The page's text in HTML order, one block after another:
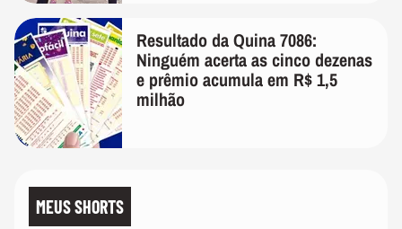
Resultado da Quina 7086:
Ninguém acerta as cinco dezenas
e prêmio acumula em R$ 1,5
milhão
MEUS SHORTS